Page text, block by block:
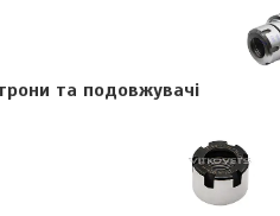
та подовжувачі